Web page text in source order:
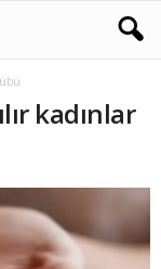
kadınlar